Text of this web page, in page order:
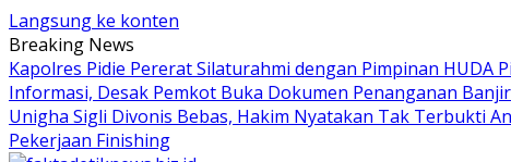
Langsung ke konten
Breaking News
Kapolres Pidie Pererat Silaturahmi dengan Pimpinan HUDA
Informasi, Desak Pemkot Buka Dokumen Penanganan Banjir
Unigha Sigli Divonis Bebas, Hakim Nyatakan Tak Terbukti
Pekerjaan Finishing